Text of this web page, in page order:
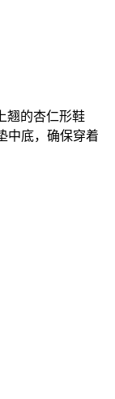
翘的杏仁形鞋
中底，确保穿着